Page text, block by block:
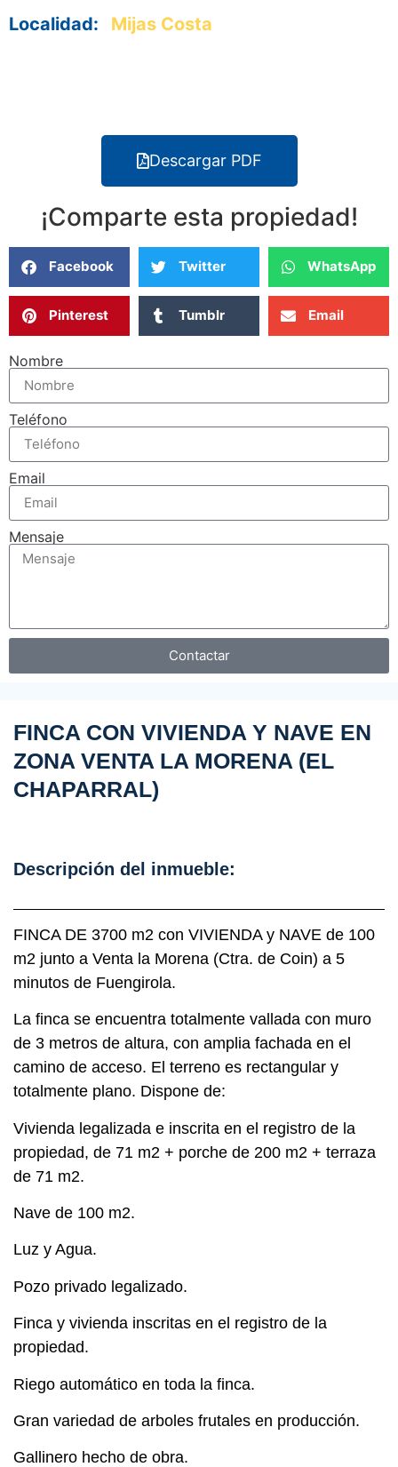
Localidad: Mijas Costa
Descargar PDF
¡Comparte esta propiedad!
Facebook Twitter WhatsApp
Pinterest Tumblr Email
Nombre
Teléfono
Email
Mensaje
Contactar
FINCA CON VIVIENDA Y NAVE EN
ZONA VENTA LA MORENA (EL
CHAPARRAL)
Descripción del inmueble:
FINCA DE 3700 m2 con VIVIENDA y NAVE de 100
m2 junto a Venta la Morena (Ctra. de Coin) a 5
minutos de Fuengirola.
La finca se encuentra totalmente vallada con muro
de 3 metros de altura, con amplia fachada en el
camino de acceso. El terreno es rectangular y
totalmente plano. Dispone de:
Vivienda legalizada e inscrita en el registro de la
propiedad, de 71 m2 + porche de 200 m2 + terraza
de 71 m2.
Nave de 100 m2.
Luz y Agua.
Pozo privado legalizado.
Finca y vivienda inscritas en el registro de la
propiedad.
Riego automático en toda la finca.
Gran variedad de arboles frutales en producción.
Gallinero hecho de obra.